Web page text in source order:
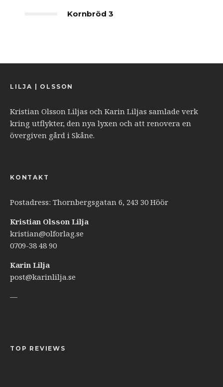
Kornbröd 3
LILJA | OLSSON
Kristian Olsson Liljas och Karin Liljas samlade verk
kring utflykter, den nya lyxen och att renovera en
övergiven gård i Skåne.
KONTAKT
Postadress: Thornbergsgatan 6, 243 30 Höör
Kristian Olsson Lilja
kristian@olforlag.se
0709-38 48 90
Karin Lilja
post@karinlilja.se
—
TOP REVIEWS